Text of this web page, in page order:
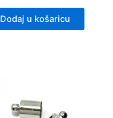
Dodaj u košaricu